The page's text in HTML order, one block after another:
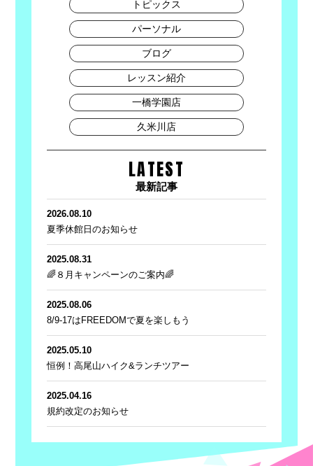
トピックス
パーソナル
ブログ
レッスン紹介
一橋学園店
久米川店
LATEST
最新記事
2026.08.10
夏季休館日のお知らせ
2025.08.31
🌈８月キャンペーンのご案内🌈
2025.08.06
8/9-17はFREEDOMで夏を楽しもう
2025.05.10
恒例！高尾山ハイク&ランチツアー
2025.04.16
規約改定のお知らせ